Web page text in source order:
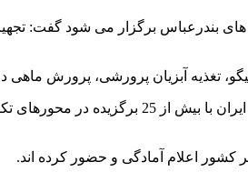
پنجم الی هشتم دیماه 1402 در محل دائمی نمایشگاه
تغذیه آبزیان پرورشی، پرورش
بارانی همچنین افزود: در بخش جانبی این نمایشگاه